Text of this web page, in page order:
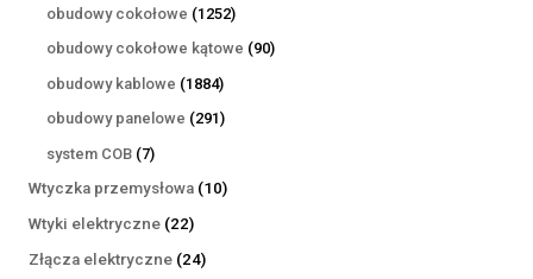
obudowy cokołowe 12521252
produkty
obudowy cokołowe kątowe 9090
obudowy kablowe 18841884
produkty
obudowy panelowe 291291
system COB 77
produktów
Wtyczka przemysłowa 1010
Wtyki elektryczne 2222
produkty
Złącza elektryczne 2424